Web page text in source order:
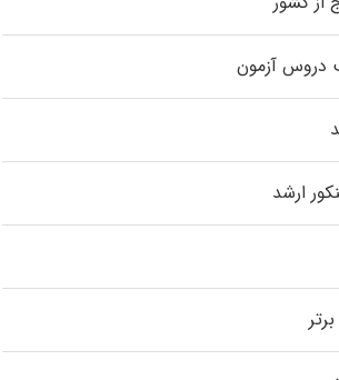
دروس آزمون
ارشد